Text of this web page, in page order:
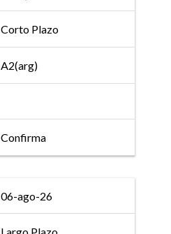
Corto Plazo
A2(arg)
Confirma
06-ago-26